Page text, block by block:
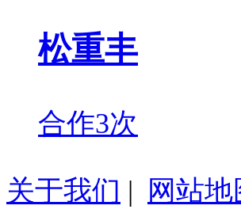
松重丰
合作3次
关于我们 | 网站地